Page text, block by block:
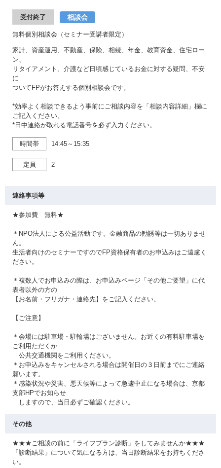
受付終了 相談会
無料個別相談会（セミナー受講者限定）
家計、資産運用、不動産、保険、相続、年金、教育資金、住宅ロー
ン、
リタイアメント、介護など日頃感じているお金に対する疑問、不安
に
ついてFPがお答えする個別相談会です。
*効率よく相談できるよう事前にご相談内容を「相談内容詳細」欄に
ご記入ください。
*日中連絡が取れる電話番号を必ず入力ください。
時間帯 14:45～15:35
定員 2
連絡事項等
★参加費 無料★
＊NPO法人による公益活動です。金融商品の勧誘等は一切ありませ
ん。
生活者向けのセミナーですのでFP資格保有者のお申込みはご遠慮く
ださい。
＊複数人でお申込みの際は、お申込みページ「その他ご要望」に代
表者以外の方の
【お名前・フリガナ・連絡先】をご記入ください。
【ご注意】
＊会場には駐車場・駐輪場はございません。お近くの有料駐車場を
ご利用ただくか
公共交通機関をご利用ください。
＊お申込みをキャンセルされる場合は開催日の３日前までにご連絡
願います。
＊感染状況や災害、悪天候等によって急遽中止になる場合は、京都
支部HPでお知らせ
しますので、当日必ずご確認ください。
その他
★★★ご相談の前に「ライフプラン診断」をしてみませんか★★★
「診断結果」について気になる方は、当日診断結果をお持ちくださ
い。